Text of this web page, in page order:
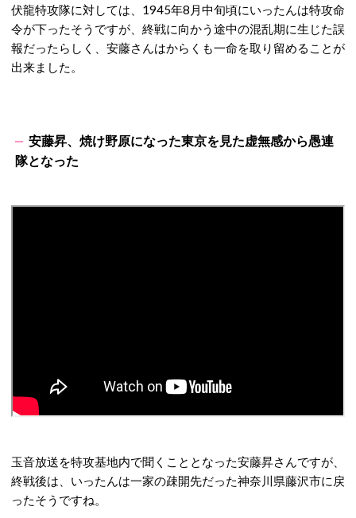
伏龍特攻隊に対しては、1945年8月中旬頃にいったんは特攻命
令が下ったそうですが、終戦に向かう途中の混乱期に生じた誤
報だったらしく、安藤さんはからくも一命を取り留めることが
出来ました。
安藤昇、焼け野原になった東京を見た虚無感から愚連
隊となった
玉音放送を特攻基地内で聞くこととなった安藤昇さんですが、
終戦後は、いったんは一家の疎開先だった神奈川県藤沢市に戻
ったそうですね。